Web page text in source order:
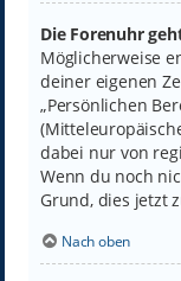
Die Forenuhr
Möglicherweise
deiner eigenen
„Persönlichen
dabei nur von
Wenn du noch
Grund, dies jetzt
Nach oben